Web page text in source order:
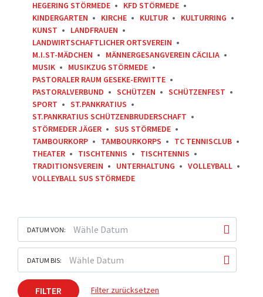
HEGERING STÖRMEDE
KFD STÖRMEDE
KINDERGARTEN
KIRCHE KULTUR
KULTURRING
KUNST
LANDFRAUEN
LANDWIRTSCHAFTLICHER ORTSVEREIN
M.I.ST-MÄDCHEN
MÄNNERGESANGVEREIN CÄCILIA
MUSIK
MUSIKZUG STÖRMEDE
PASTORALER RAUM GESEKE-ERWITTE
PASTORALVERBUND
SCHÜTZEN
SCHÜTZENFEST
SPORT
ST.PANKRATIUS
ST.PANKRATIUS SCHÜTZENBRUDERSCHAFT
STÖRMEDER JÄGER
SUS STÖRMEDE
TAMBOURKORP
TAMBOURKORPS
TC TENNISCLUB
THEATER
TISCHTENNIS
TISCHTENNIS
TRADITIONSVEREIN
UNTERHALTUNG
VOLLEYBALL
VOLLEYBALL SUS STÖRMEDE
DATUM VON:
DATUM BIS:
FILTER Filter zurücksetzen